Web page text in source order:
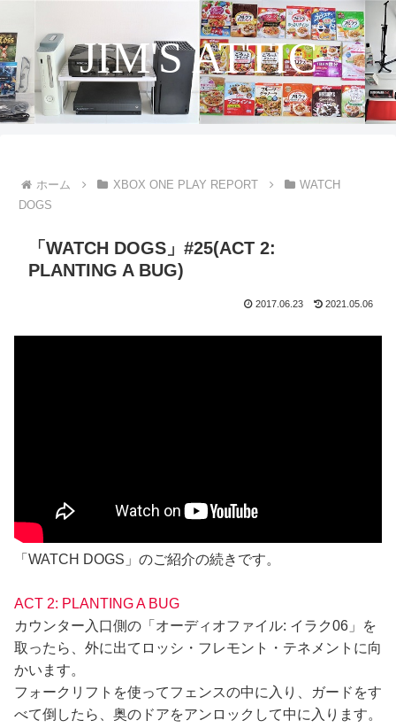
JIM'S ATTIC
ホーム XBOX ONE PLAY REPORT
WATCH
DOGS
「WATCH DOGS」#25(ACT 2:
PLANTING A BUG)
2017.06.23 2021.05.06
「WATCH DOGS」のご紹介の続きです。
ACT 2: PLANTING A BUG
カウンター入口側の「オーディオファイル: イラク06」を
取ったら、外に出てロッシ・フレモント・テネメントに向
かいます。
フォークリフトを使ってフェンスの中に入り、ガードをす
べて倒したら、奥のドアをアンロックして中に入ります。